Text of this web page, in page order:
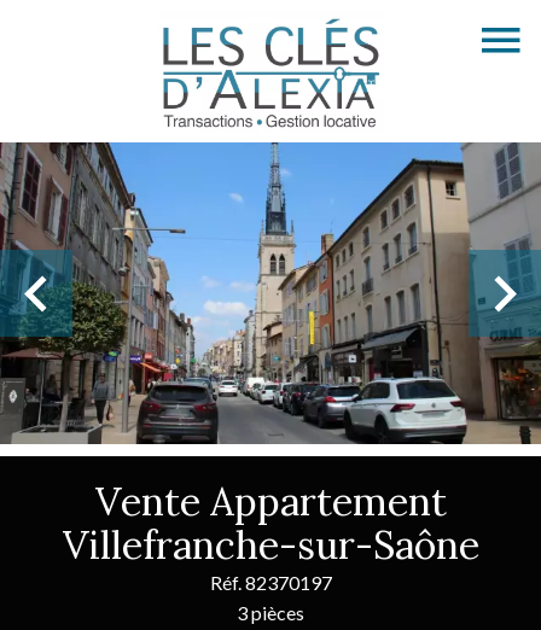
Vente Appartement
Villefranche-sur-Saône
Réf. 82370197
3 pièces